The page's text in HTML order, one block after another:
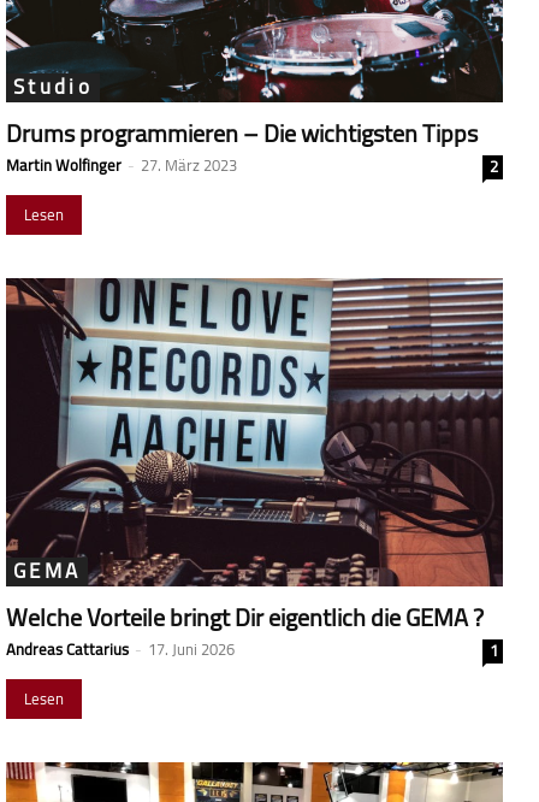
Studio
Drums programmieren – Die wichtigsten Tipps
Martin Wolfinger - 27. März 2023
2
Lesen
GEMA
Welche Vorteile bringt Dir eigentlich die GEMA ?
Andreas Cattarius - 17. Juni 2026
1
Lesen